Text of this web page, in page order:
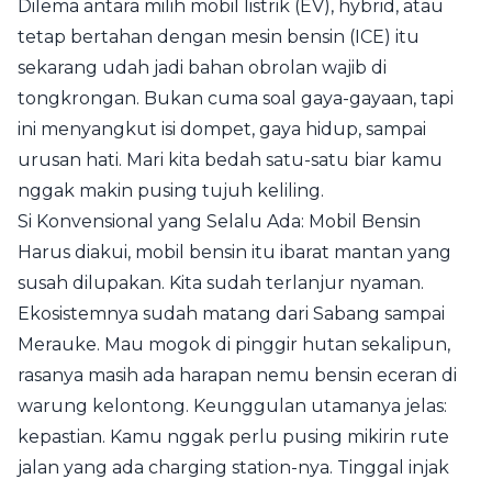
Dilema antara milih mobil listrik (EV), hybrid, atau
tetap bertahan dengan mesin bensin (ICE) itu
sekarang udah jadi bahan obrolan wajib di
tongkrongan. Bukan cuma soal gaya-gayaan, tapi
ini menyangkut isi dompet, gaya hidup, sampai
urusan hati. Mari kita bedah satu-satu biar kamu
nggak makin pusing tujuh keliling.
Si Konvensional yang Selalu Ada: Mobil Bensin
Harus diakui, mobil bensin itu ibarat mantan yang
susah dilupakan. Kita sudah terlanjur nyaman.
Ekosistemnya sudah matang dari Sabang sampai
Merauke. Mau mogok di pinggir hutan sekalipun,
rasanya masih ada harapan nemu bensin eceran di
warung kelontong. Keunggulan utamanya jelas:
kepastian. Kamu nggak perlu pusing mikirin rute
jalan yang ada charging station-nya. Tinggal injak